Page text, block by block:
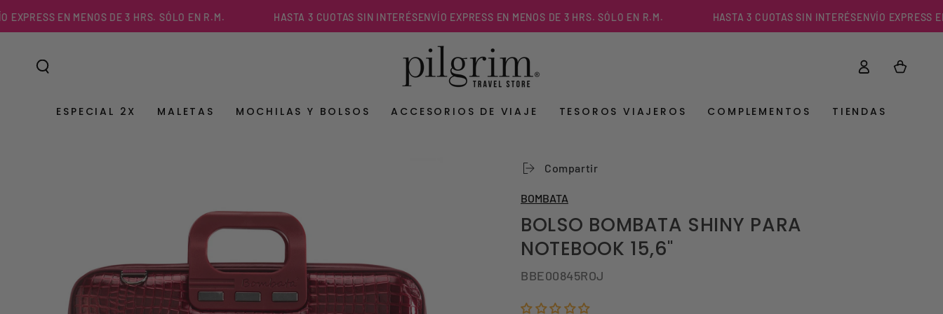
CONTENIDO
EN MENOS DE 3 HRS. SÓLO EN R.M. HASTA 3 CUOTAS SIN INTERÉSENVÍO EXPRESS EN MENOS DE 3 HRS. SÓLO EN R.M. HASTA 3 CUOTAS SIN INTERÉSENVÍO EXPRESS EN
ESPECIAL 2X MALETAS MOCHILAS Y BOLSOS ACCESORIOS DE VIAJE TESOROS VIAJEROS COMPLEMENTOS TIENDAS
Iniciar
sesión
Carrito
Compartir
BOMBATA
BOLSO BOMBATA SHINY PARA
NOTEBOOK 15,6"
BBE00845ROJ